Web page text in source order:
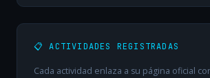
📋 ACTIVIDADES REGISTRADAS
Cada actividad enlaza a su página oficial